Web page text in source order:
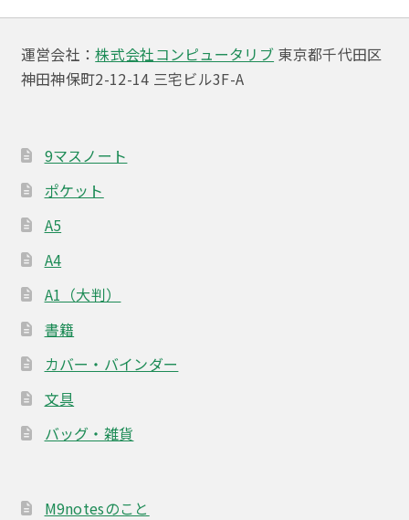
ゲ
ー
シ
ン
運営会社：株式会社コンピュータリブ 東京都千代田区
神田神保町2-12-14 三宅ビル3F-A
9マスノート
ポケット
A5
A4
A1（大判）
書籍
カバー・バインダー
文具
バッグ・雑貨
M9notesのこと